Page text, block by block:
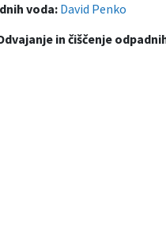
voda: David Penko
in čiščenje